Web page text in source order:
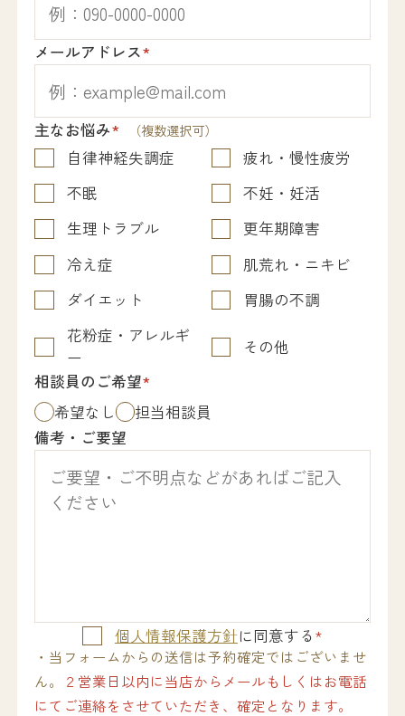
メールアドレス*
主なお悩み* （複数選択可）
自律神経失調症
疲れ・慢性疲労
不眠
不妊・妊活
生理トラブル
更年期障害
冷え症
肌荒れ・ニキビ
ダイエット
胃腸の不調
花粉症・アレルギ
ー
その他
相談員のご希望*
希望なし
担当相談員
備考・ご要望
個人情報保護方針に同意する*
・当フォームからの送信は予約確定ではございませ
ん。
２営業日以内に当店からメールもしくはお電話
にてご連絡をさせていただき、確定となります。